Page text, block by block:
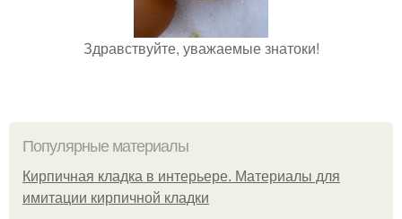
Здравствуйте, уважаемые знатоки!
Популярные материалы
Кирпичная кладка в интерьере. Материалы для
имитации кирпичной кладки